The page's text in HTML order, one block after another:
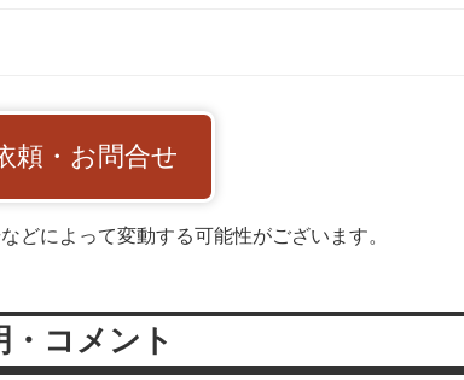
頼・お問合せ
どによって変動する可能性がございます。
・コメント